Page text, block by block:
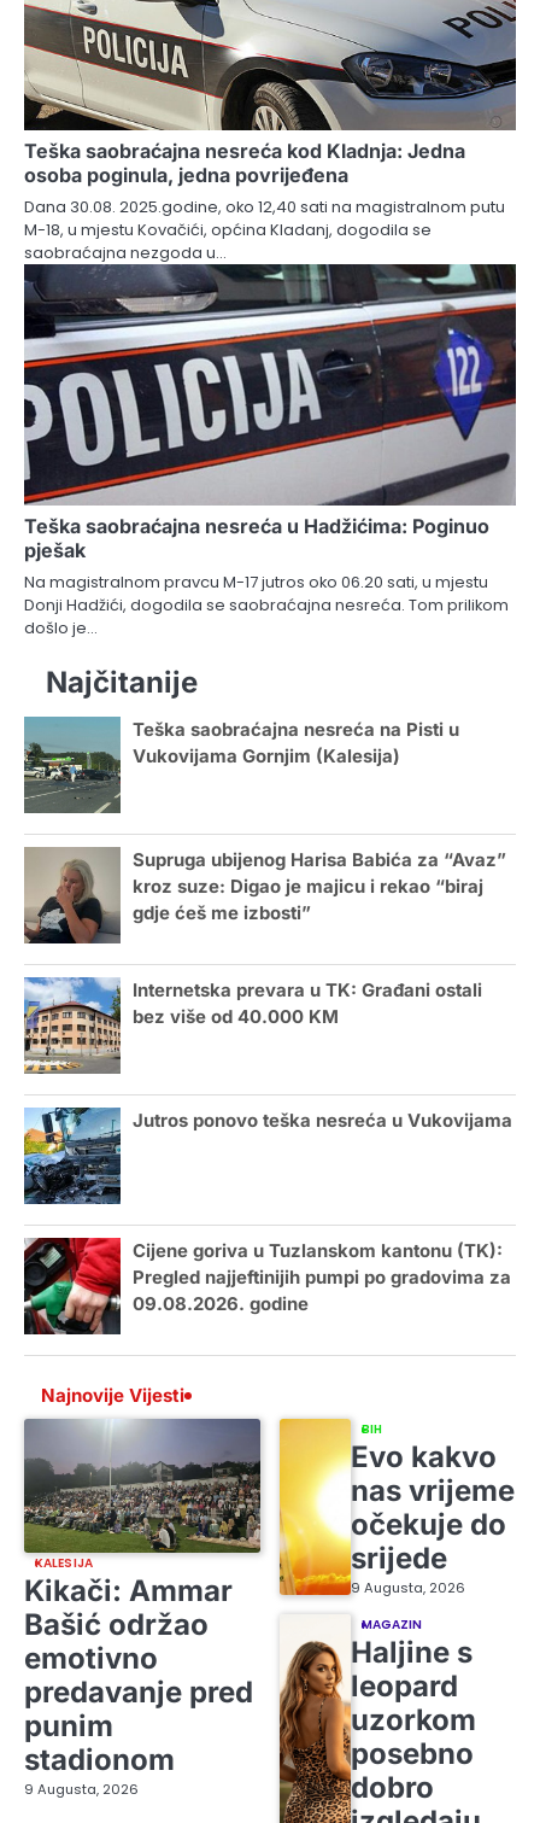
Teška saobraćajna nesreća kod Kladnja: Jedna
osoba poginula, jedna povrijeđena
Dana 30.08. 2025.godine, oko 12,40 sati na magistralnom putu
M-18, u mjestu Kovačići, općina Kladanj, dogodila se
saobraćajna nezgoda u…
Teška saobraćajna nesreća u Hadžićima: Poginuo
pješak
Na magistralnom pravcu M-17 jutros oko 06.20 sati, u mjestu
Donji Hadžići, dogodila se saobraćajna nesreća. Tom prilikom
došlo je…
Najčitanije
Teška saobraćajna nesreća na Pisti u
Vukovijama Gornjim (Kalesija)
Supruga ubijenog Harisa Babića za “Avaz”
kroz suze: Digao je majicu i rekao “biraj
gdje ćeš me izbosti”
Internetska prevara u TK: Građani ostali
bez više od 40.000 KM
Jutros ponovo teška nesreća u Vukovijama
Cijene goriva u Tuzlanskom kantonu (TK):
Pregled najjeftinijih pumpi po gradovima za
09.08.2026. godine
Najnovije Vijesti
KALESIJA
Kikači: Ammar
Bašić održao
emotivno
predavanje pred
punim
stadionom
9 Augusta, 2026
BIH
Evo kakvo
nas vrijeme
očekuje do
srijede
9 Augusta, 2026
MAGAZIN
Haljine s
leopard
uzorkom
posebno
dobro